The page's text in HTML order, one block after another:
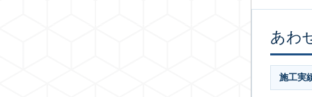
あわ
施工実